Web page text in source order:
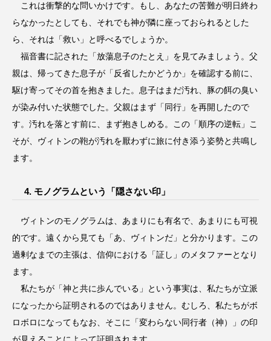
これは衝撃的な問いかけです。もし、あなたの苦難が明日終わ
らなかったとしても、それでも神が隣に座っておられるとした
ら、それは「救い」と呼べるでしょうか。
福音書に記された「放蕩息子のたとえ」を見てみましょう。父
親は、帰ってきた息子が「反省したかどうか」を確認する前に、
駆け寄ってその首を抱きました。息子はまだ汚れ、豚の餌の臭い
が染み付いた状態でした。父親はまず「同行」を再開したので
す。汚れを落とす前に、まず抱きしめる。この「順序の逆転」こ
そが、ヴィトンの鞄が汚れを厭わずに旅に付き添う姿勢と共鳴し
ます。
4. モノグラムという「隠さない印」
ヴィトンのモノグラムは、あまりにも有名で、あまりにも可視
的です。遠くから見ても「あ、ヴィトンだ」と分かります。この
過剰なまでの主張は、信仰における「証し」のメタファーとなり
ます。
私たちが「神と共に歩んでいる」という事実は、私たちが立派
になったから証明されるのではありません。むしろ、私たちがボ
ロボロになってもなお、そこに「変わらない同行者（神）」の印